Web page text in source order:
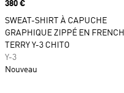
Prix
380 €
SWEAT-SHIRT À CAPUCHE
GRAPHIQUE ZIPPÉ EN FRENCH
TERRY Y-3 CHITO
Y-3
Nouveau